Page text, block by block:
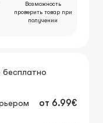
Возможность
проверить товар при
получении
бесплатно
от 6.99€